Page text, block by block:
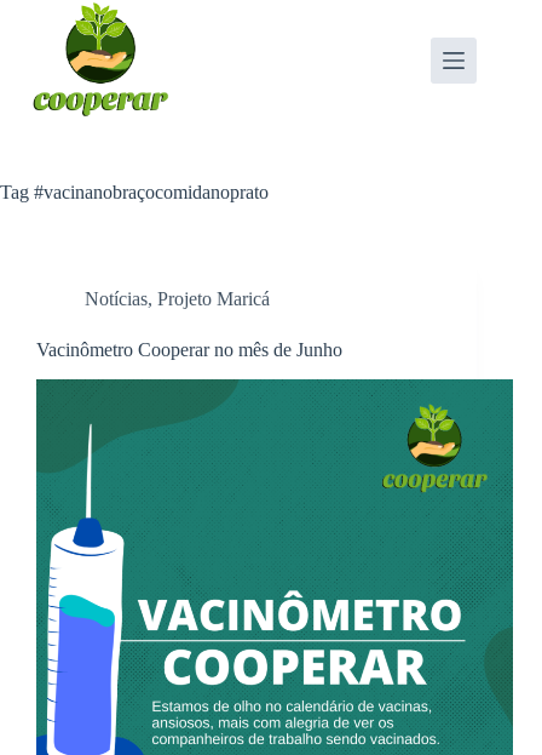
Tag #vacinanobraçocomidanoprato
Notícias, Projeto Maricá
Vacinômetro Cooperar no mês de Junho